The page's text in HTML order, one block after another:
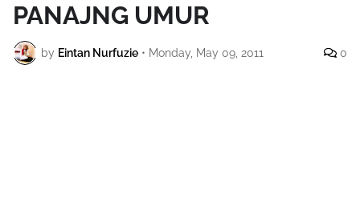
PANAJNG UMUR
by Eintan Nurfuzie • Monday, May 09, 2011 0